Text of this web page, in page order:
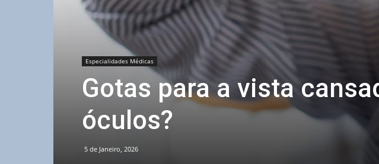
Especialidades Médicas
Gotas para a vista
óculos?
5 de Janeiro, 2026